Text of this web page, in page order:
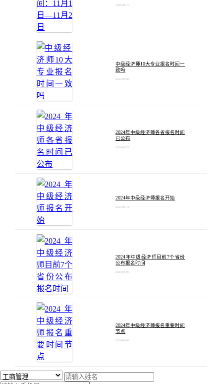
2025-01-10
中级经济师10大专业报名时间一
致吗
2024-08-08
2024年中级经济师各省报名时间
已公布
2024-08-22
2024年中级经济师报名开始
2024-08-12
2024年中级经济师目前7个省份
公布报名时间
2024-08-05
2024年中级经济师报名重要时间
节点
2024-08-02